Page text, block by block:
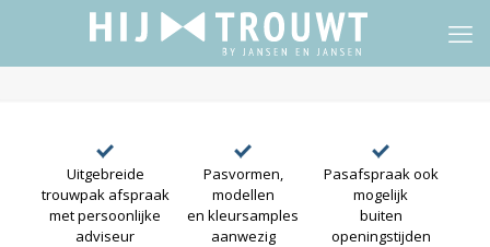
Uitgebreide
trouwpak afspraak
met persoonlijke
adviseur
Pasvormen,
modellen
en kleursamples
aanwezig
Pasafspraak ook
mogelijk
buiten
openingstijden